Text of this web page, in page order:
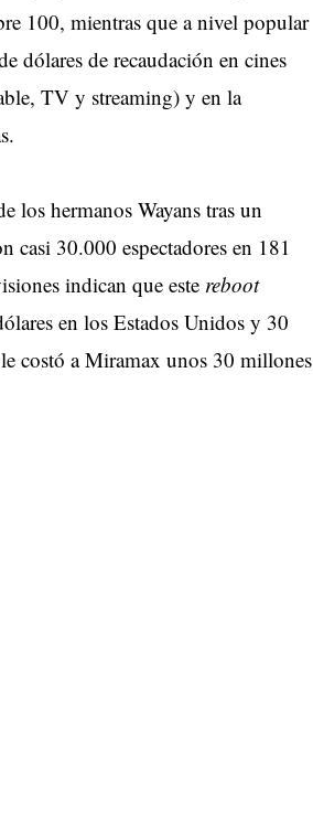
100, mientras que a nivel popular
dólares de recaudación en cines
TV y streaming) y en la
los hermanos Wayans tras un
casi 30.000 espectadores en 181
indican que este reboot
en los Estados Unidos y 30
costó a Miramax unos 30 millones